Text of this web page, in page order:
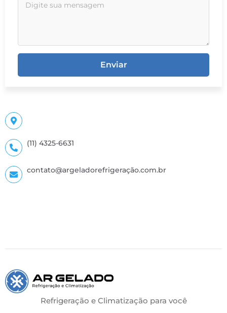
Enviar
(11) 4325-6631
contato@argeladorefrigeração.com.br
Refrigeração e Climatização para você